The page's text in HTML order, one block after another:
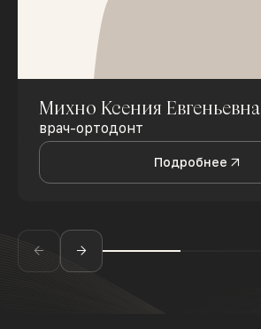
Михно Ксения Евгеньевна
врач-ортодонт
Подробнее